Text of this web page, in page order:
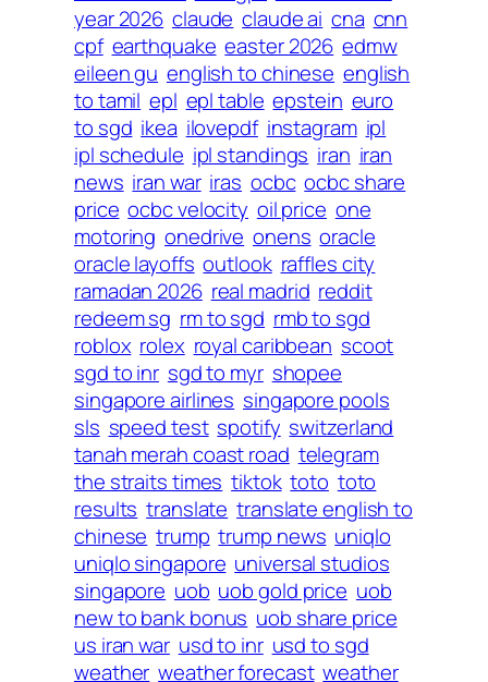
year 2026 claude claude ai cna cnn
cpf earthquake easter 2026 edmw
eileen gu english to chinese english
to tamil epl epl table epstein euro
to sgd ikea ilovepdf instagram ipl
ipl schedule ipl standings iran iran
news iran war iras ocbc ocbc share
price ocbc velocity oil price one
motoring onedrive onens oracle
oracle layoffs outlook raffles city
ramadan 2026 real madrid reddit
redeem sg rm to sgd rmb to sgd
roblox rolex royal caribbean scoot
sgd to inr sgd to myr shopee
singapore airlines singapore pools
sls speed test spotify switzerland
tanah merah coast road telegram
the straits times tiktok toto toto
results translate translate english to
chinese trump trump news uniqlo
uniqlo singapore universal studios
singapore uob uob gold price uob
new to bank bonus uob share price
us iran war usd to inr usd to sgd
weather weather forecast weather